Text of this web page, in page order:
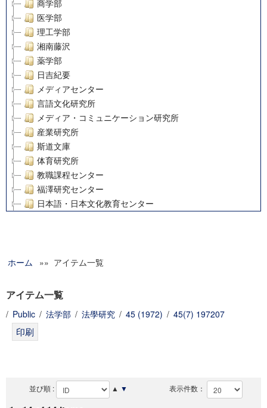
商学部
医学部
理工学部
湘南藤沢
薬学部
日吉紀要
メディアセンター
言語文化研究所
メディア・コミュニケーション研究所
産業研究所
斯道文庫
体育研究所
教職課程センター
福澤研究センター
日本語・日本文化教育センター
グローバルリサーチインスティテュート
科学研究費補助金研究成果報告書
慶應義塾大学グローバルCOEプログラム市民社会ガバナンス
ホーム »» アイテム一覧
アイテム一覧
/ Public / 法学部 / 法學研究 / 45 (1972) / 45(7) 197207
並び順 : ▲ ▼ 表示件数：